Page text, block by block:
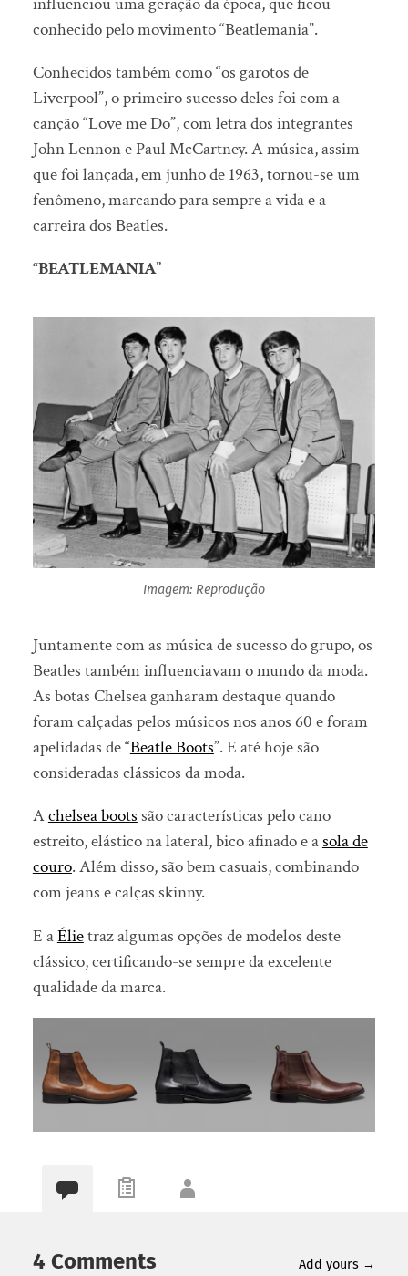
conhecido pelo movimento “Beatlemania”.
Conhecidos também como “os garotos de
Liverpool”, o primeiro sucesso deles foi com a
canção “Love me Do”, com letra dos integrantes
John Lennon e Paul McCartney. A música, assim
que foi lançada, em junho de 1963, tornou-se um
fenômeno, marcando para sempre a vida e a
carreira dos Beatles.
“BEATLEMANIA”
Imagem: Reprodução
Juntamente com as música de sucesso do grupo, os
Beatles também influenciavam o mundo da moda.
As botas Chelsea ganharam destaque quando
foram calçadas pelos músicos nos anos 60 e foram
apelidadas de “Beatle Boots”. E até hoje são
consideradas clássicos da moda.
Achelsea bootssão características pelo cano
estreito, elástico na lateral, bico afinado e asola de
couro. Além disso, são bem casuais, combinando
com jeans e calças skinny.
E aÉlietraz algumas opções de modelos deste
clássico, certificando-se sempre da excelente
qualidade da marca.
4 Comments Add yours →